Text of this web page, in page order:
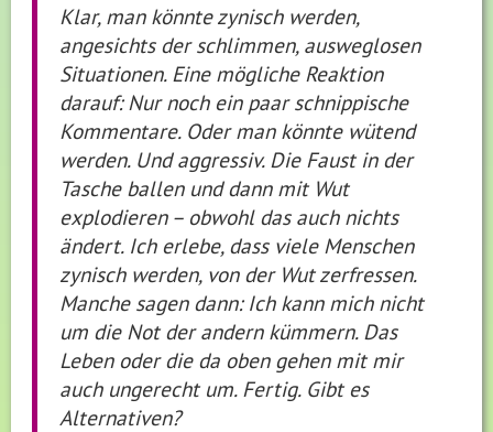
Klar, man könnte zynisch werden,
angesichts der schlimmen, ausweglosen
Situationen. Eine mögliche Reaktion
darauf: Nur noch ein paar schnippische
Kommentare. Oder man könnte wütend
werden. Und aggressiv. Die Faust in der
Tasche ballen und dann mit Wut
explodieren – obwohl das auch nichts
ändert. Ich erlebe, dass viele Menschen
zynisch werden, von der Wut zerfressen.
Manche sagen dann: Ich kann mich nicht
um die Not der andern kümmern. Das
Leben oder die da oben gehen mit mir
auch ungerecht um. Fertig. Gibt es
Alternativen?